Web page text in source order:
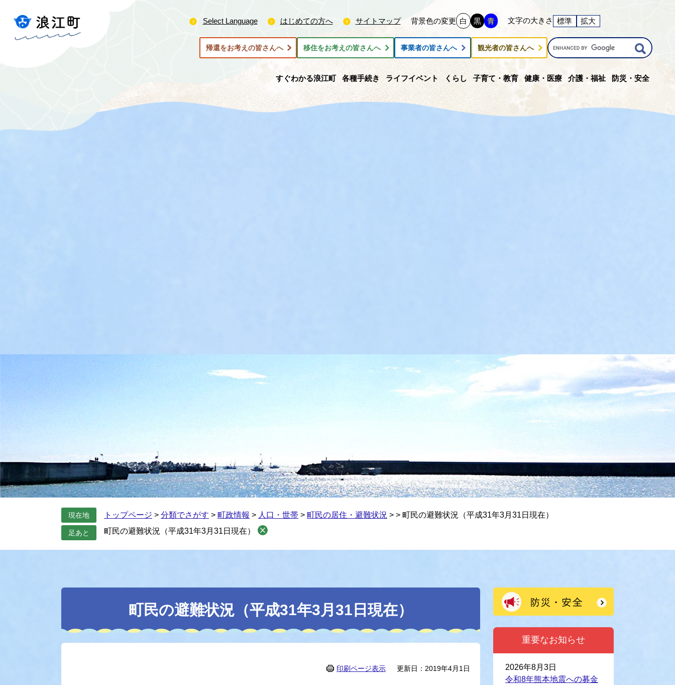
Select Language はじめての方へ サイトマップ 背景色の変更 白 黒 青 文字の大きさ 標準 拡大
帰還をお考えの皆さんへ 移住をお考えの皆さんへ 事業者の皆さんへ 観光者の皆さんへ
G
o
g
l
すぐわかる浪江町 各種手続き ライフイベント くらし 子育て・教育 健康・医療 介護・福祉 防災・安全
現在地 トップページ > 分類でさがす > 町政情報 > 人口・世帯 > 町民の居住・避難状況 > > 町民の避難状況（平成31年3月31日現在）
足あと 町民の避難状況（平成31年3月31日現在）
町民の避難状況（平成31年3月31日現在）
印刷ページ表示 更新日：2019年4月1日
重要なお知らせ
2026年8月3日
令和8年熊本地震への募金